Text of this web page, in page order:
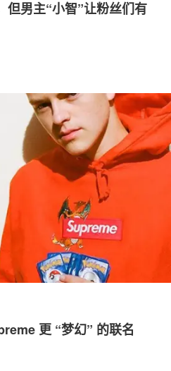
但男主“小智”让粉丝们有
更 “梦幻” 的联名